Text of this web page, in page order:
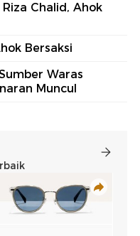
Chalid, Ahok
Bersaksi
Waras
Muncul